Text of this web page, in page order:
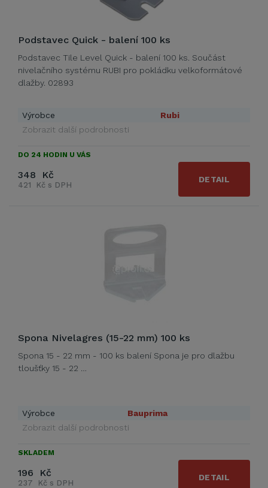
Podstavec Quick - balení 100 ks
Podstavec Tile Level Quick - balení 100 ks. Součást
nivelačního systému RUBI pro pokládku velkoformátové
dlažby. 02893
Výrobce
Rubi
Zobrazit další podrobnosti
DO 24 HODIN U VÁS
348 Kč
421 Kč s DPH
DETAIL
Spona Nivelagres (15-22 mm) 100 ks
Spona 15 - 22 mm - 100 ks balení Spona je pro dlažbu
tloušťky 15 - 22 …
Výrobce
Bauprima
Zobrazit další podrobnosti
SKLADEM
196 Kč
237 Kč s DPH
DETAIL